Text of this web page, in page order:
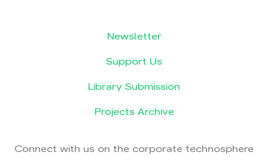
Newsletter
Support Us
Library Submission
Projects Archive
Connect with us on the corporate technosphere